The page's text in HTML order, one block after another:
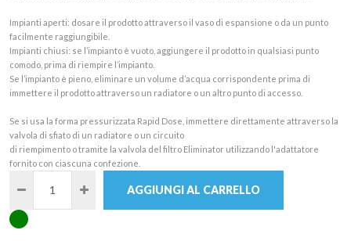
Impianti aperti: dosare il prodotto attraverso il vaso di espansione o da un punto
facilmente raggiungibile.
Impianti chiusi: se l’impianto è vuoto, aggiungere il prodotto in qualsiasi punto
comodo, prima di riempire l’impianto.
Se l’impianto è pieno, eliminare un volume d’acqua corrispondente prima di
immettere il prodotto attraverso un radiatore o un altro punto di accesso.
Se si usa la forma pressurizzata Rapid Dose, immettere direttamente attraverso la
valvola di sfiato di un radiatore o un circuito
di riempimento o tramite la valvola del filtro Eliminator utilizzando l'adattatore
fornito con ciascuna confezione.
AGGIUNGI AL CARRELLO